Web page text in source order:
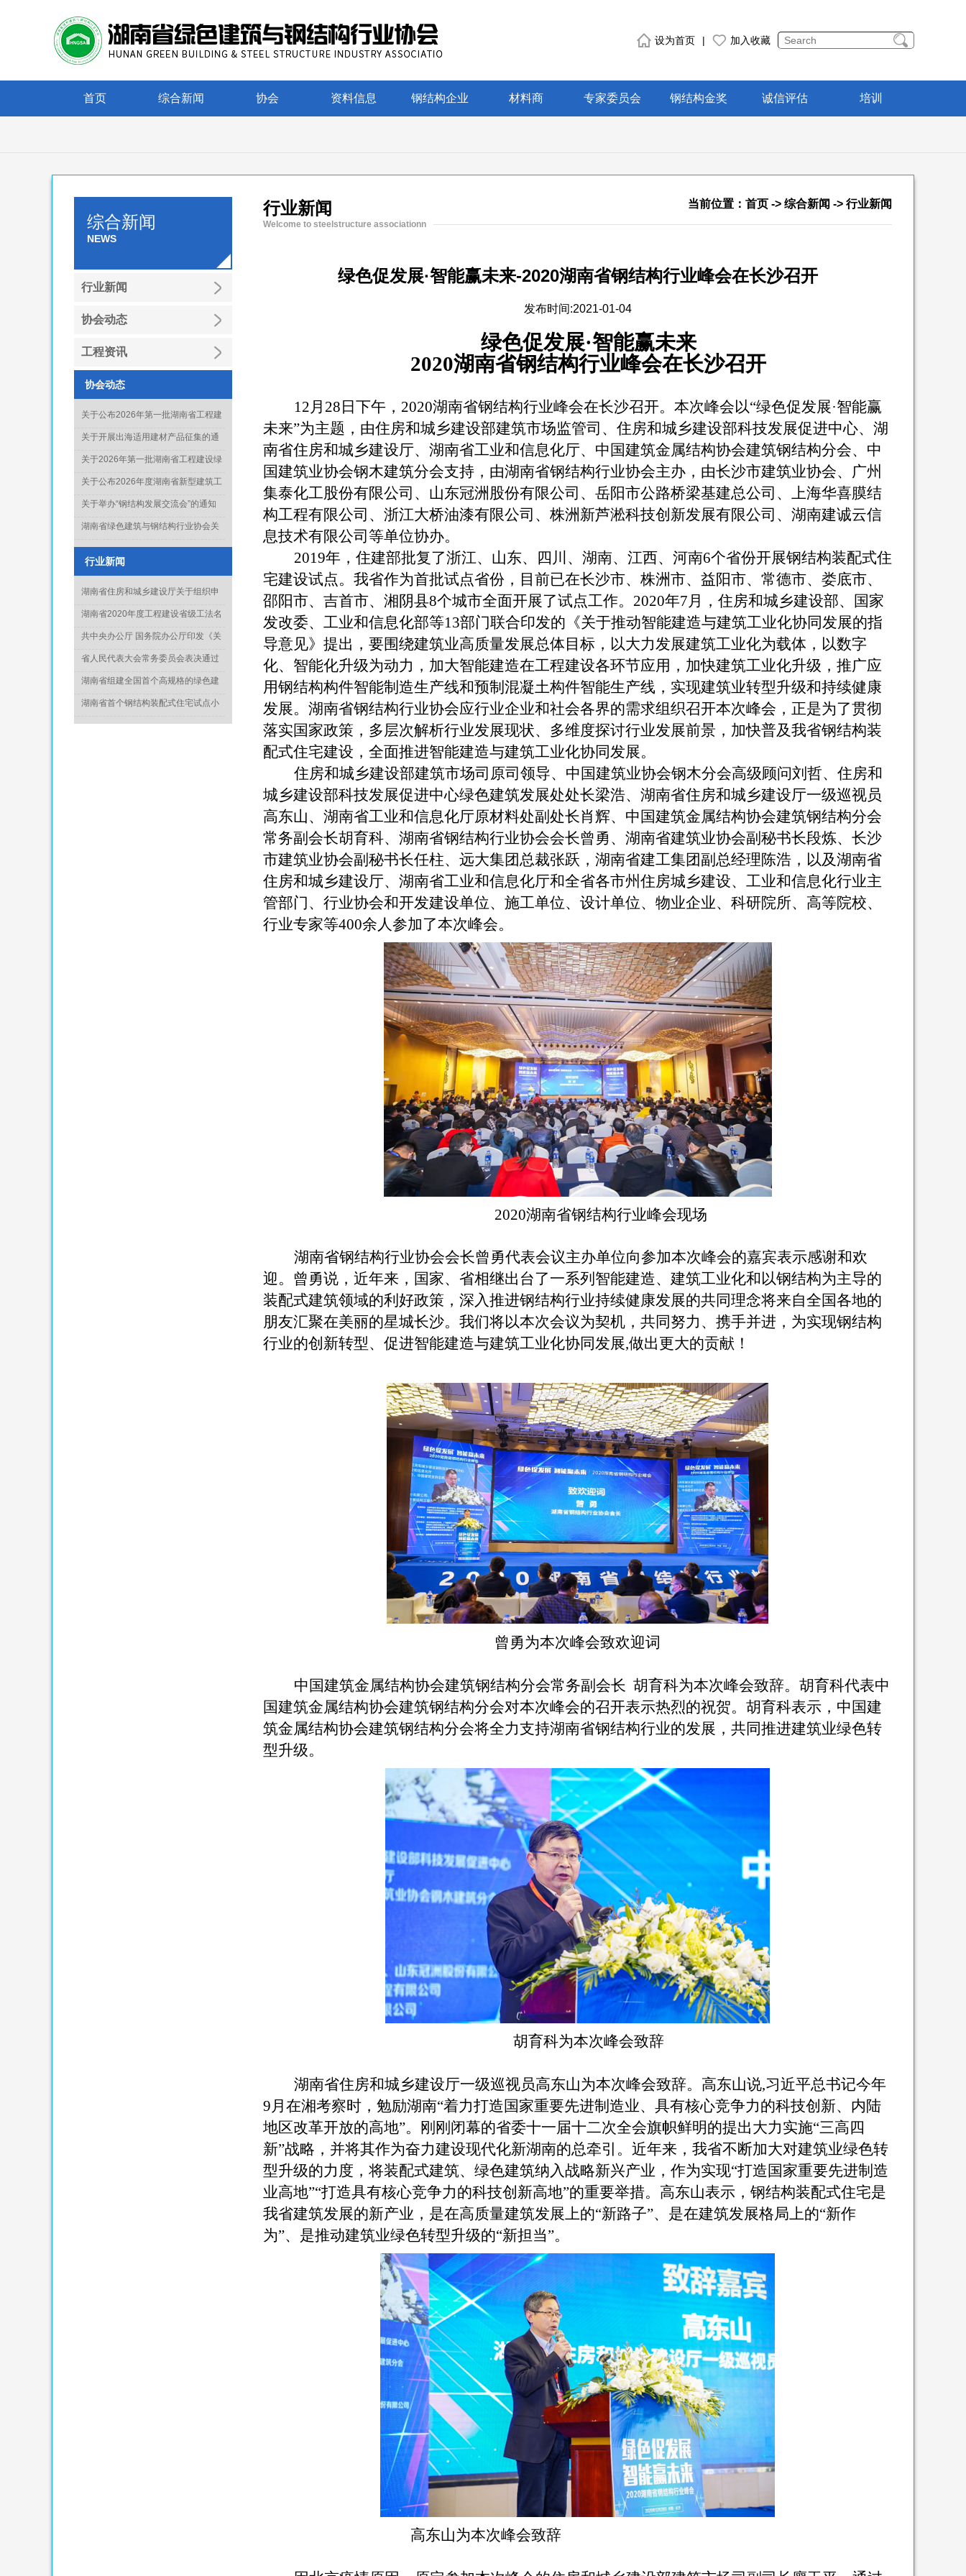
设为首页 | 加入收藏
首页 综合新闻 协会 资料信息 钢结构企业 材料商 专家委员会 钢结构金奖 诚信评估 培训
综合新闻
NEWS
行业新闻
协会动态
工程资讯
协会动态
关于公布2026年第一批湖南省工程建
设绿色建造行业工法名单的通知
关于开展出海适用建材产品征集的通
知
关于2026年第一批湖南省工程建设绿
色建造行业工法通过名单的公示
关于公布2026年度湖南省新型建筑工
业化项目、技术和产品推广目录库人
关于举办“钢结构发展交流会”的通知
湖南省绿色建筑与钢结构行业协会关
准》起草单位的通知
行业新闻
湖南省住房和城乡建设厅关于组织申
报2022年度科学技术计划项目的通知
湖南省2020年度工程建设省级工法名
单正式出炉
共中央办公厅 国务院办公厅印发《关
于推动城乡建设绿色发展的意见》
省人民代表大会常务委员会表决通过
《湖南省绿色建筑发展条例》
湖南省组建全国首个高规格的绿色建
造专家委员会
湖南省首个钢结构装配式住宅试点小
行业新闻 当前位置： 首页 -> 综合新闻 -> 行业新闻
Welcome to steelstructure associationn
绿色促发展·智能赢未来-2020湖南省钢结构行业峰会在长沙召开
发布时间:2021-01-04
绿色促发展·智能赢未来
2020湖南省钢结构行业峰会在长沙召开
12月 28 日下午， 2020湖南省钢结构行业峰会在长沙召开。本次峰会以“绿色促发展·智能赢
未来”为主题，由住房和城乡建设部建筑市场监管司、住房和城乡建设部科技发展促进中心、湖
南省住房和城乡建设厅、湖南省工业和信息化厅、中国建筑金属结构协会建筑钢结构分会、中
国建筑业协会钢木建筑分会支持，由湖南省钢结构行业协会主办，由长沙市建筑业协会、广州
集泰化工股份有限公司、山东冠洲股份有限公司、岳阳市公路桥梁基建总公司、上海华喜膜结
构工程有限公司、浙江大桥油漆有限公司、株洲新芦淞科技创新发展有限公司、湖南建诚云信
息技术有限公司等单位协办。
2019年，住建部批复了浙江、山东、四川、湖南、江西、河南6个省份开展钢结构装配式住
宅建设试点。我省作为首批试点省份，目前已在长沙市、株洲市、益阳市、常德市、娄底市、
邵阳市、吉首市、湘阴县8个城市全面开展了试点工作。 2020年7月，住房和城乡建设部、国家
发改委、工业和信息化部等13部门联合印发的《关于推动智能建造与建筑工业化协同发展的指
导意见》提出，要围绕建筑业高质量发展总体目标，以大力发展建筑工业化为载体，以数字
化、智能化升级为动力，加大智能建造在工程建设各环节应用，加快建筑工业化升级，推广应
用钢结构构件智能制造生产线和预制混凝土构件智能生产线，实现建筑业转型升级和持续健康
发展。湖南省钢结构行业协会应行业企业和社会各界的需求组织召开本次峰会，正是为了贯彻
落实国家政策，多层次解析行业发展现状、多维度探讨行业发展前景，加快普及我省钢结构装
配式住宅建设，全面推进智能建造与建筑工业化协同发展。
住房和城乡建设部建筑市场司原司领导、中国建筑业协会钢木分会高级顾问刘哲、住房和
城乡建设部科技发展促进中心绿色建筑发展处处长梁浩、湖南省住房和城乡建设厅一级巡视员
高东山、湖南省工业和信息化厅原材料处副处长肖辉、中国建筑金属结构协会建筑钢结构分会
常务副会长胡育科、湖南省钢结构行业协会会长曾勇、湖南省建筑业协会副秘书长段炼、长沙
市建筑业协会副秘书长任柱、远大集团总裁张跃，湖南省建工集团副总经理陈浩，以及湖南省
住房和城乡建设厅、湖南省工业和信息化厅和全省各市州住房城乡建设、工业和信息化行业主
管部门、行业协会和开发建设单位、施工单位、设计单位、物业企业、科研院所、高等院校、
行业专家等400余人参加了本次峰会。
2020湖南省钢结构行业峰会现场
湖南省钢结构行业协会会长曾勇代表会议主办单位向参加本次峰会的嘉宾表示感谢和欢
迎。曾勇说，近年来，国家、省相继出台了一系列智能建造、建筑工业化和以钢结构为主导的
装配式建筑领域的利好政策，深入推进钢结构行业持续健康发展的共同理念将来自全国各地的
朋友汇聚在美丽的星城长沙。我们将以本次会议为契机，共同努力、携手并进，为实现钢结构
行业的创新转型、促进智能建造与建筑工业化协同发展,做出更大的贡献！
曾勇为本次峰会致欢迎词
中国建筑金属结构协会建筑钢结构分会常务副会长 胡育科为本次峰会致辞。胡育科代表中
国建筑金属结构协会建筑钢结构分会对本次峰会的召开表示热烈的祝贺。胡育科表示，中国建
筑金属结构协会建筑钢结构分会将全力支持湖南省钢结构行业的发展，共同推进建筑业绿色转
型升级。
胡育科为本次峰会致辞
湖南省住房和城乡建设厅一级巡视员高东山为本次峰会致辞。高东山说,习近平总书记今年
9月在湘考察时，勉励湖南“着力打造国家重要先进制造业、具有核心竞争力的科技创新、内陆
地区改革开放的高地”。刚刚闭幕的省委十一届十二次全会旗帜鲜明的提出大力实施“三高四
新”战略，并将其作为奋力建设现代化新湖南的总牵引。近年来，我省不断加大对建筑业绿色转
型升级的力度，将装配式建筑、绿色建筑纳入战略新兴产业，作为实现“打造国家重要先进制造
业高地”“打造具有核心竞争力的科技创新高地”的重要举措。高东山表示，钢结构装配式住宅是
我省建筑发展的新产业，是在高质量建筑发展上的“新路子”、是在建筑发展格局上的“新作
为”、是推动建筑业绿色转型升级的“新担当”。
高东山为本次峰会致辞